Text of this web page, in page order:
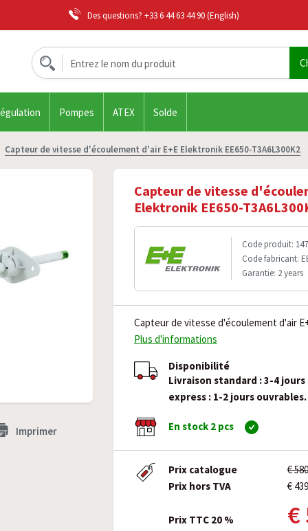
Des questions? +33 6 44 63 44 90(English)
Pompes ATEX Solde
Capteur de vitesse d'écoulement d'air E+E Elektronik EE650-T3A6L300K2
Imprimer
Capteur de vitesse
Elektronik EE650-
Code produit:
Code fabricant:
Garantie: 2 years
Capteur de vitesse d'écoulement d'air
Plus d'informations
Disponibilité
Livraison standard : 3-4
express : 1-2 jours ouvrables.
En stock 2 pcs
Prix catalogue
€
Prix hors TVA
€
Prix TTC 20 % €